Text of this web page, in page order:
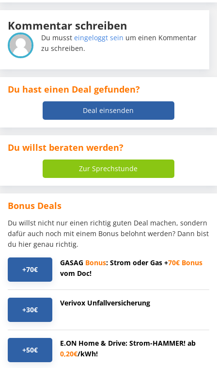
Kommentar schreiben
Du mussteingeloggt sein um einen Kommentar
zu schreiben.
Du hast einen Deal gefunden?
Deal einsenden
Du willst beraten werden?
Zur Sprechstunde
Bonus Deals
Du willst nicht nur einen richtig guten Deal machen, sondern
dafür auch noch mit einem Bonus belohnt werden? Dann bist
du hier genau richtig.
+70€
GASAG Bonus: Strom oder Gas +70€ Bonus
vom Doc!
+30€
Verivox Unfallversicherung
+50€
E.ON Home & Drive: Strom-HAMMER! ab
0,20€/kWh!